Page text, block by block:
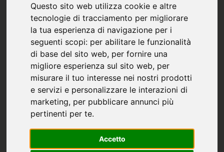
Questo sito web utilizza cookie e altre
tecnologie di tracciamento per migliorare
la tua esperienza di navigazione per i
seguenti scopi: per abilitare le funzionalità
di base del sito web, per fornire una
migliore esperienza sul sito web, per
misurare il tuo interesse nei nostri prodotti
e servizi e personalizzare le interazioni di
marketing, per pubblicare annunci più
pertinenti per te.
Accetto